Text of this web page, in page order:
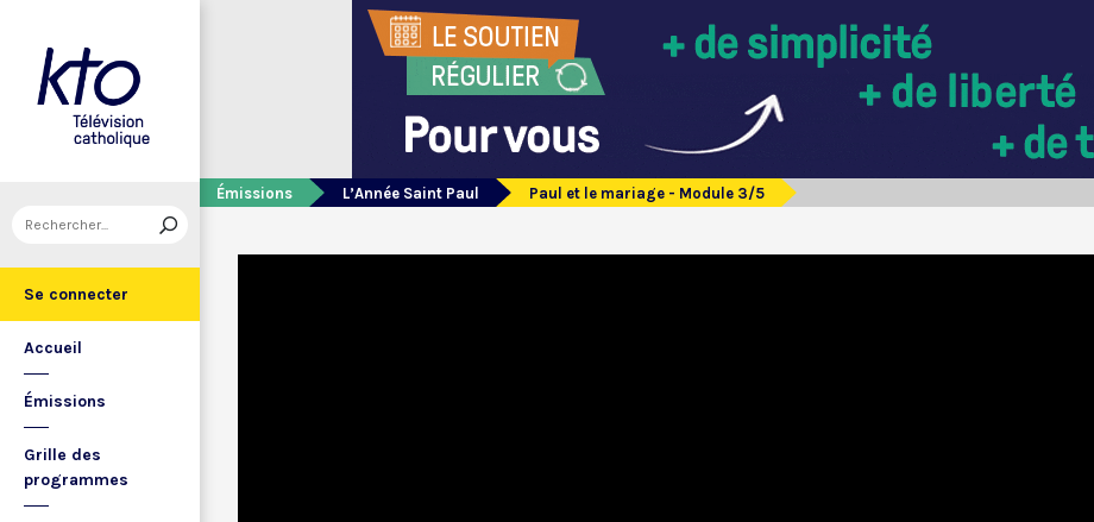
Se connecter
Accueil
Émissions
Grille des
programmes
Émissions L’Année Saint Paul Paul et le mariage - Module 3/5